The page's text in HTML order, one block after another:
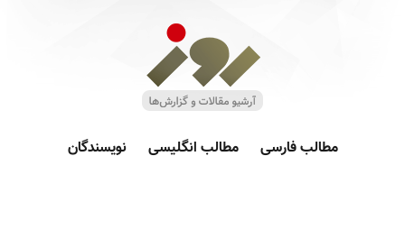
مطالب فارسی مطالب انگلیسی نویسندگان